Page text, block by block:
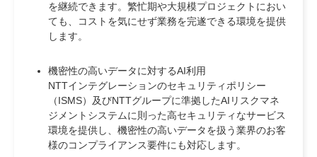
を継続できます。繁忙期や大規模プロジェクトにおい
ても、コストを気にせず業務を完遂できる環境を提供
します。
機密性の高いデータに対するAI利用
NTTインテグレーションのセキュリティポリシー
（ISMS）及びNTTグループに準拠したAIリスクマネ
ジメントシステムに則った高セキュリティなサービス
環境を提供し、機密性の高いデータを扱う業界のお客
様のコンプライアンス要件にも対応します。